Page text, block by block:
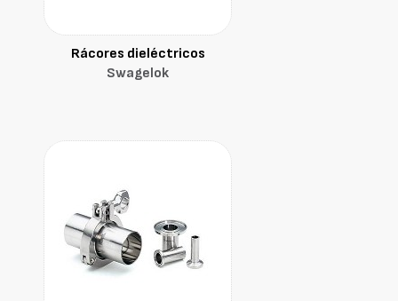
Rácores dieléctricos
Swagelok